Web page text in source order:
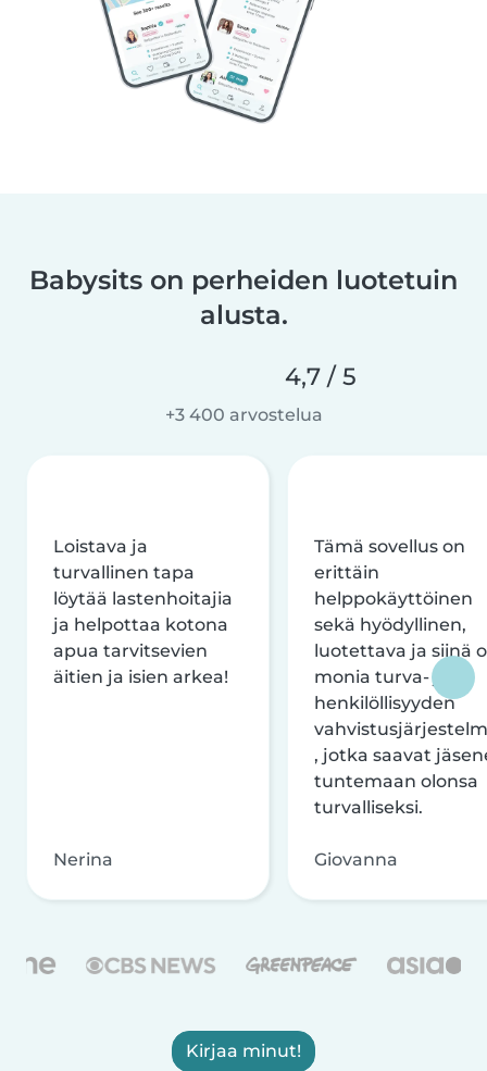
Babysits on perheiden luotetuin
alusta.
4,7 / 5
+3 400 arvostelua
Loistava ja
turvallinen tapa
löytää lastenhoitajia
ja helpottaa kotona
apua tarvitsevien
äitien ja isien arkea!
Nerina
Tämä sovellus on
erittäin
helppokäyttöinen
sekä hyödyllinen,
luotettava ja siinä
monia turva- ja
henkilöllisyyden
, jotka saavat
tuntemaan olonsa
turvalliseksi.
Giovanna
Kirjaa minut!